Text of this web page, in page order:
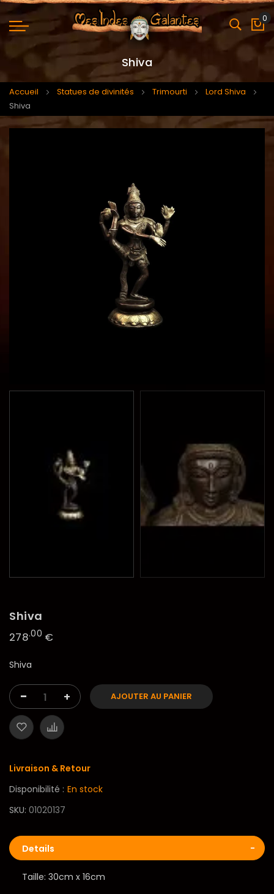
0
Shiva
Accueil Statues de divinités Trimourti
Lord Shiva
Shiva
Shiva
278.00 €
Shiva
- + AJOUTER AU PANIER
Livraison & Retour
Disponibilité : En stock
SKU 01020137
Details
Taille: 30cm x 16cm